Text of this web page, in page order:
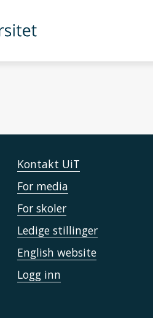
Kontakt UiT
For media
For skoler
Ledige stillinger
English website
Logg inn